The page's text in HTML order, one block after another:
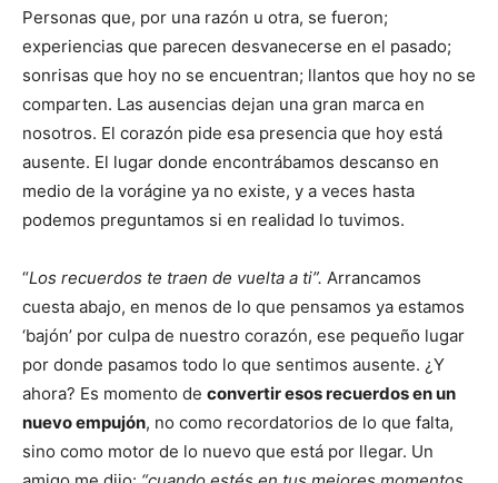
Personas que, por una razón u otra, se fueron;
experiencias que parecen desvanecerse en el pasado;
sonrisas que hoy no se encuentran; llantos que hoy no se
comparten. Las ausencias dejan una gran marca en
nosotros. El corazón pide esa presencia que hoy está
ausente. El lugar donde encontrábamos descanso en
medio de la vorágine ya no existe, y a veces hasta
podemos preguntamos si en realidad lo tuvimos.
“Los recuerdos te traen de vuelta a ti”. Arrancamos
cuesta abajo, en menos de lo que pensamos ya estamos
‘bajón’ por culpa de nuestro corazón, ese pequeño lugar
por donde pasamos todo lo que sentimos ausente. ¿Y
ahora? Es momento de convertir esos recuerdos en un
nuevo empujón, no como recordatorios de lo que falta,
sino como motor de lo nuevo que está por llegar. Un